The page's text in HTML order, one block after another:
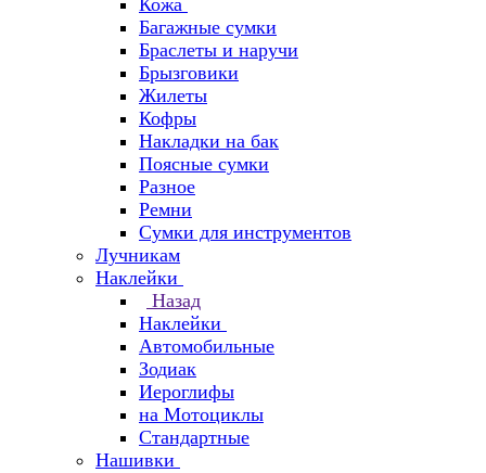
Кожа
Багажные сумки
Браслеты и наручи
Брызговики
Жилеты
Кофры
Накладки на бак
Поясные сумки
Разное
Ремни
Сумки для инструментов
Лучникам
Наклейки
Назад
Наклейки
Автомобильные
Зодиак
Иероглифы
на Мотоциклы
Стандартные
Нашивки